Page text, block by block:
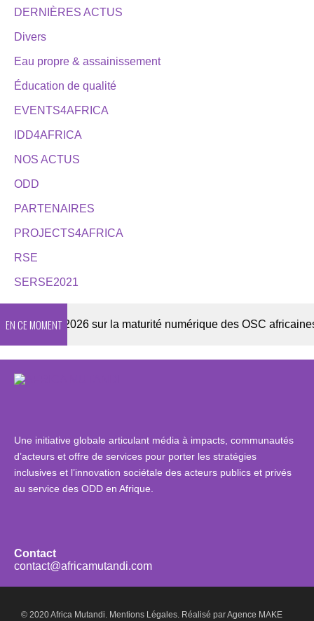
DERNIÈRES ACTUS
Divers
Eau propre & assainissement
Éducation de qualité
EVENTS4AFRICA
IDD4AFRICA
NOS ACTUS
ODD
PARTENAIRES
PROJECTS4AFRICA
RSE
SERSE2021
EN CE MOMENT2026 sur la maturité numérique des OSC africaines
Une initiative globale articulant média à impacts, communautés
d’acteurs et offre de services pour porter les stratégies
inclusives et l’innovation sociétale des acteurs publics et privés
au service des ODD en Afrique.
Contact
contact@africamutandi.com
© 2020 Africa Mutandi. Mentions Légales. Réalisé parAgence MAKE